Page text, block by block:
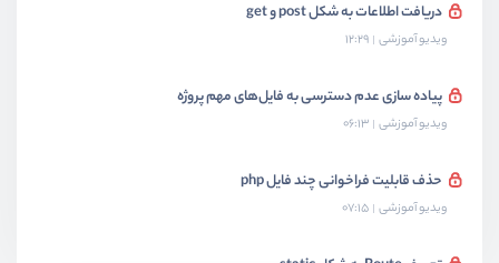
دریافت اطلاعات به شکل post و get
ویدیو آموزشی 12:29
پیاده سازی عدم دسترسی به فایل‌های مهم پروژه
ویدیو آموزشی 06:13
حذف قابلیت فراخوانی چند فایل php
ویدیو آموزشی 07:15